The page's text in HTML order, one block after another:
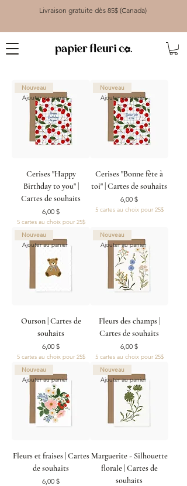
Livraison gratuite dès 85$ (Canada)
Ajouter au panier
Nouveau
Cerises "Happy
Birthday to you" |
Cartes de souhaits
Prix
6,00 $
5 cartes au choix pour 25$
Ajouter au panier
Nouveau
Cerises "Bonne fête à
toi" | Cartes de souhaits
Prix
6,00 $
5 cartes au choix pour 25$
Ajouter au panier
Nouveau
Ourson | Cartes de
souhaits
Prix
6,00 $
5 cartes au choix pour 25$
Ajouter au panier
Nouveau
Fleurs des champs |
Cartes de souhaits
Prix
6,00 $
5 cartes au choix pour 25$
Ajouter au panier
Nouveau
Fleurs et fraises | Cartes
de souhaits
Prix
6,00 $
Ajouter au panier
Nouveau
Marguerite - Silhouette
florale | Cartes de
souhaits